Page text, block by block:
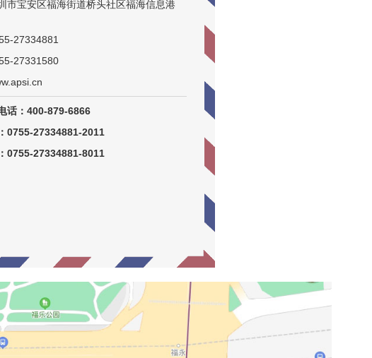
市宝安区福海街道桥头社区福海信息港
27334881
27331580
话：400-879-6866
0755-27334881-2011
0755-27334881-8011